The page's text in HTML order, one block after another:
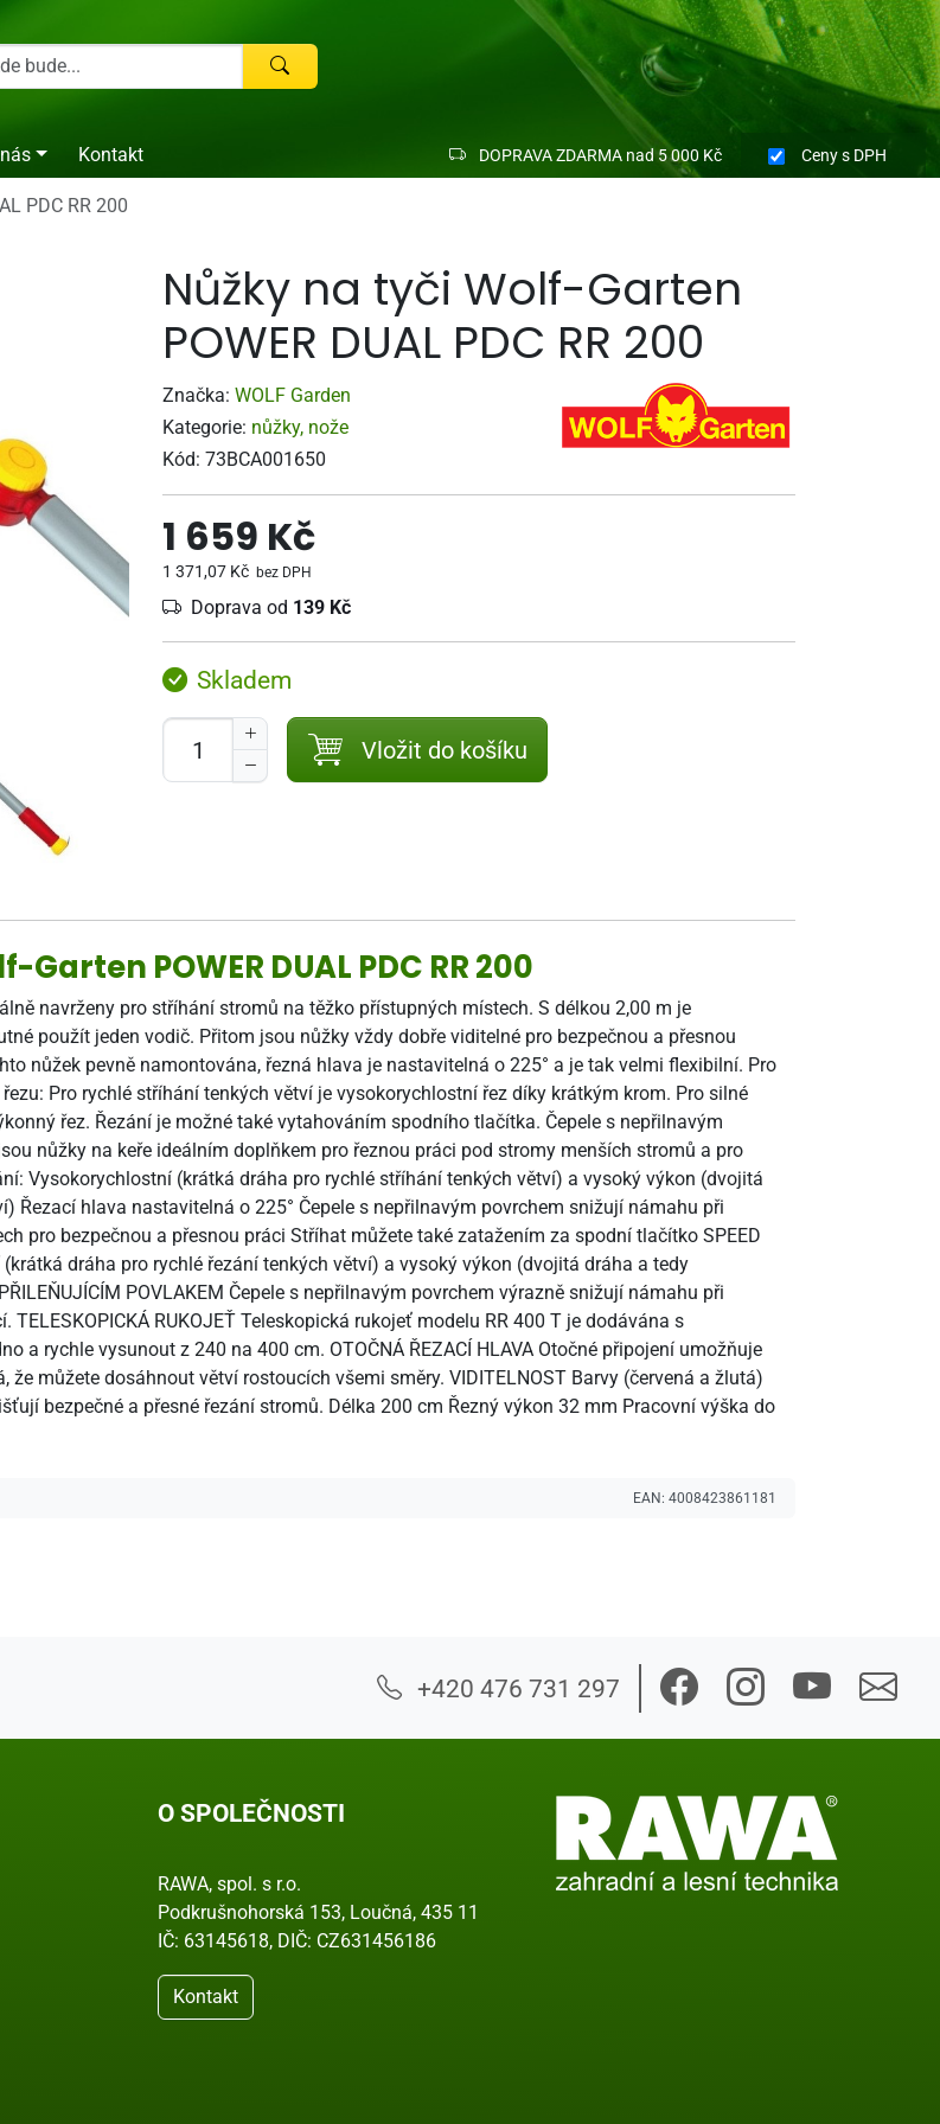
Kontakt DOPRAVA ZDARMA nad 5 000 Kč Cenys DPH
PDC RR 200
Nůžky na tyči Wolf-Garten
POWER DUAL PDC RR 200
Značka: WOLF Garden
Kategorie: nůžky, nože
Kód: 73BCA001650
1 659 Kč
1 371,07 Kč bez DPH
Doprava od 139 Kč
Skladem
Vložit do košíku
POWER DUAL PDC RR 200
navrženy pro stříhání stromů na těžko přístupných místech. S délkou 2,00 m je
použít jeden vodič. Přitom jsou nůžky vždy dobře viditelné pro bezpečnou a přesnou
nůžek pevně namontována, řezná hlava je nastavitelná o 225° a je tak velmi flexibilní. Pro
Pro rychlé stříhání tenkých větví je vysokorychlostní řez díky krátkým krom. Pro silné
řez. Řezání je možné také vytahováním spodního tlačítka. Čepele s nepřilnavým
nůžky na keře ideálním doplňkem pro řeznou práci pod stromy menších stromů a pro
Vysokorychlostní (krátká dráha pro rychlé stříhání tenkých větví) a vysoký výkon (dvojitá
hlava nastavitelná o 225° Čepele s nepřilnavým povrchem snižují námahu při
pro bezpečnou a přesnou práci Stříhat můžete také zatažením za spodní tlačítko SPEED
dráha pro rychlé řezání tenkých větví) a vysoký výkon (dvojitá dráha a tedy
POVLAKEM Čepele s nepřilnavým povrchem výrazně snižují námahu při
RUKOJEŤ Teleskopická rukojeť modelu RR 400 T je dodávána s
a rychle vysunout z 240 na 400 cm. OTOČNÁ ŘEZACÍ HLAVA Otočné připojení umožňuje
můžete dosáhnout větví rostoucích všemi směry. VIDITELNOST Barvy (červená a žlutá)
bezpečné a přesné řezání stromů. Délka 200 cm Řezný výkon 32 mm Pracovní výška do
EAN: 4008423861181
+420 476 731 297
O SPOLEČNOSTI
RAWA, spol. s r.o.
Podkrušnohorská 153, Loučná, 435 11
IČ: 63145618, DIČ: CZ631456186
Kontakt